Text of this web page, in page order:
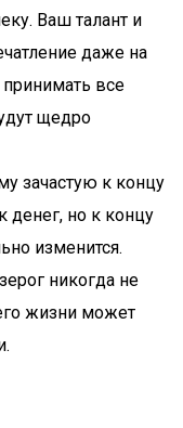
Ваш талант и
даже на
все
щедро
зачастую к концу
денег, но к концу
изменится.
никогда не
жизни может